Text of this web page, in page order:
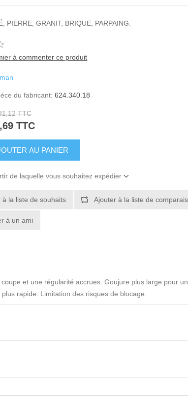
PIERRE, GRANIT, BRIQUE, PARPAING.
à commenter ce produit
du fabricant: 624.340.18
TTC
TTC
de laquelle vous souhaitez expédier
et une régularité accrues. Goujure plus large pour
rapide. Limitation des risques de blocage.